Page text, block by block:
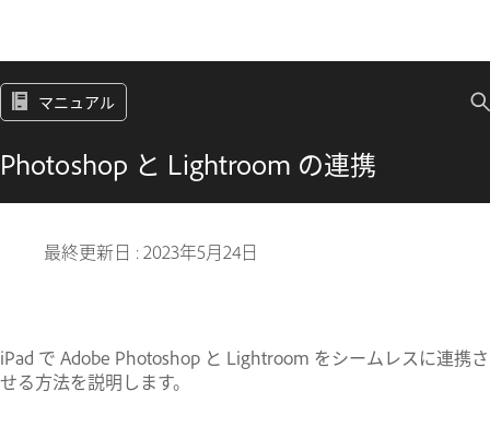
マニュアル
Photoshop と Lightroom の連携
最終更新日 :2023年5月24日
iPad で Adobe Photoshop と Lightroom をシームレスに連携さ
せる方法を説明します。